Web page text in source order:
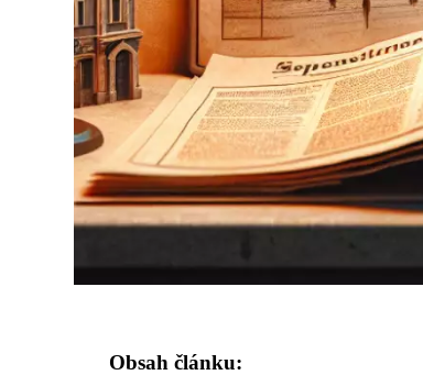
Obsah článku: